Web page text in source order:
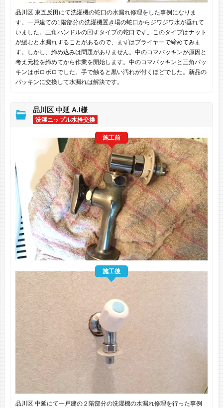
品川区 東五反田にて洗濯機の蛇口の水漏れ修理をした事例になりま
す。一戸建ての1階部分の洗濯機置き場の蛇口からジワジワ水が垂れて
いました。三角ハンドルの回すタイプの蛇口です。このタイプはナット
が緩むと水漏れすることがあるので、まずはプライヤーで締めてみま
す。しかし、締め込みは問題がありません。中のコマパッキンが原因と
考え元栓を締めてから作業を開始します。中のコマパッキンと三角パッ
キンはボロボロでした。手で触ると黒い汚れが付くほどでした。新品の
パッキンに交換して水漏れは解決です。
品川区 中延 A.I様
洗濯ニップル水栓交換
施工前
施工後
品川区 中延にて一戸建の２階部分の洗濯機の水漏れ修理を行った事例